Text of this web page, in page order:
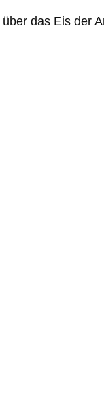
das Eis der